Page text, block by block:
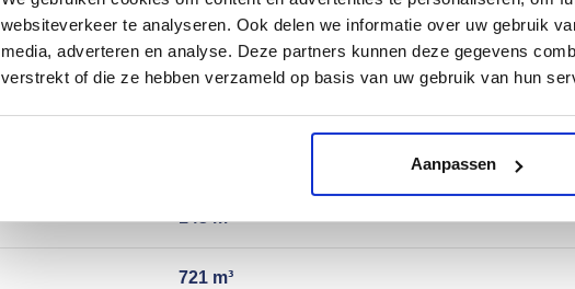
websiteverkeer te analyseren. Ook delen we informatie over uw gebruik
media, adverteren en analyse. Deze partners kunnen deze gegevens
verstrekt of die ze hebben verzameld op basis van uw gebruik van hun
Aanpassen
143 m²
721 m³